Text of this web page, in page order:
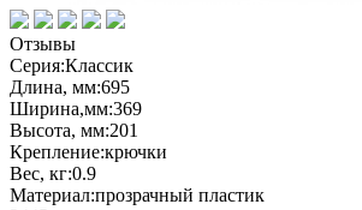
Отзывы
Серия:Классик
Длина, мм:695
Ширина,мм:369
Высота, мм:201
Крепление:крючки
Вес, кг:0.9
Материал:прозрачный пластик